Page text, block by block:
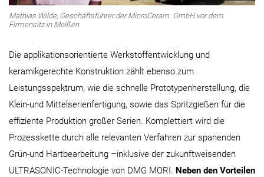
Mathias Wilde, Geschäftsführer der MicroCeram GmbH vor dem
Firmensitz in Meißen
Die applikationsorientierte Werkstoffentwicklung und
keramikgerechte Konstruktion zählt ebenso zum
Leistungsspektrum, wie die schnelle Prototypenherstellung, die
Klein-und Mittelserienfertigung, sowie das Spritzgießen für die
effiziente Produktion großer Serien. Komplettiert wird die
Prozesskette durch alle relevanten Verfahren zur spanenden
Grün-und Hartbearbeitung –inklusive der zukunftweisenden
ULTRASONIC-Technologie von DMG MORI. Neben den Vorteilen